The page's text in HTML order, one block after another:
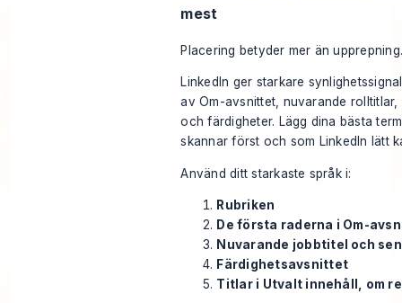
mest
Placering betyder mer än
LinkedIn ger starkare
av Om-avsnittet, nuvarande
och färdigheter. Lägg dina bästa
skannar först och som LinkedIn lätt
Använd ditt starkaste språk i:
Rubriken
De första raderna i Om-
Nuvarande jobbtitel och
Färdighetsavsnittet
Titlar i Utvalt innehåll, om